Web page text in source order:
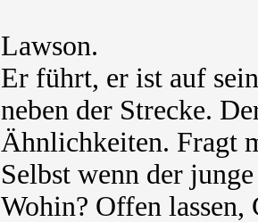
Lawson.
Er führt, er ist auf
neben der Strecke.
Ähnlichkeiten. Fragt
Selbst wenn der
Wohin? Offen lassen,